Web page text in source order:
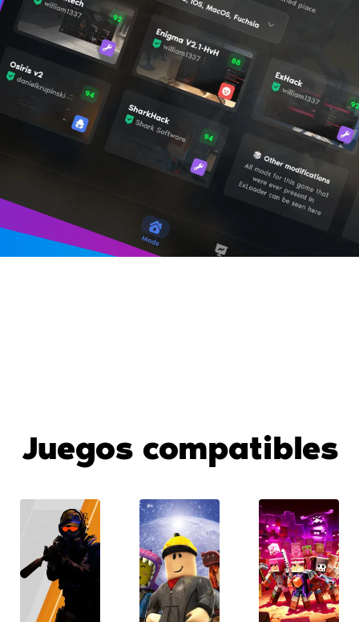
Juegos compatibles